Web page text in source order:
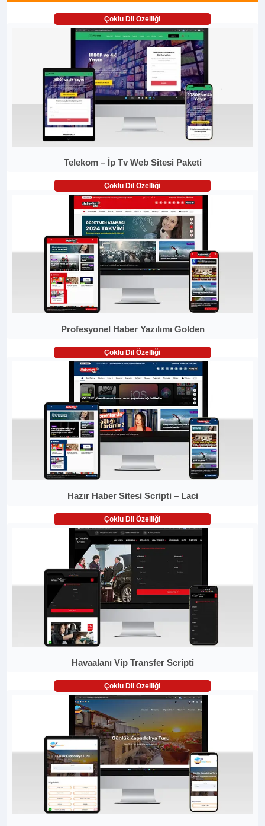
Çoklu Dil Özelliği
Telekom – İp Tv Web Sitesi Paketi
Çoklu Dil Özelliği
Profesyonel Haber Yazılımı Golden
Çoklu Dil Özelliği
Hazır Haber Sitesi Scripti – Laci
Çoklu Dil Özelliği
Havaalanı Vip Transfer Scripti
Çoklu Dil Özelliği